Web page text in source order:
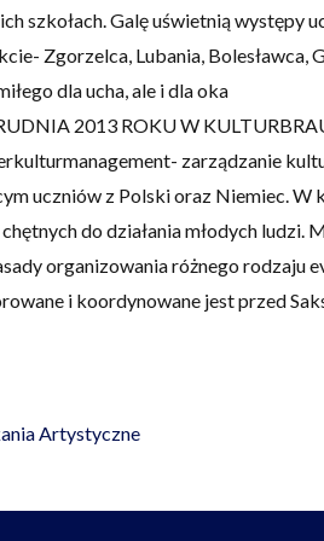
szkołach. Galę uświetnią występy
Zgorzelca, Lubania,
dla ucha, ale i dla oka
2013 ROKU W
zarządzanie
uczniów z Polski oraz Niemiec. W
do działania młodych ludzi.
organizowania różnego rodzaju
i koordynowane jest przed
Artystyczne